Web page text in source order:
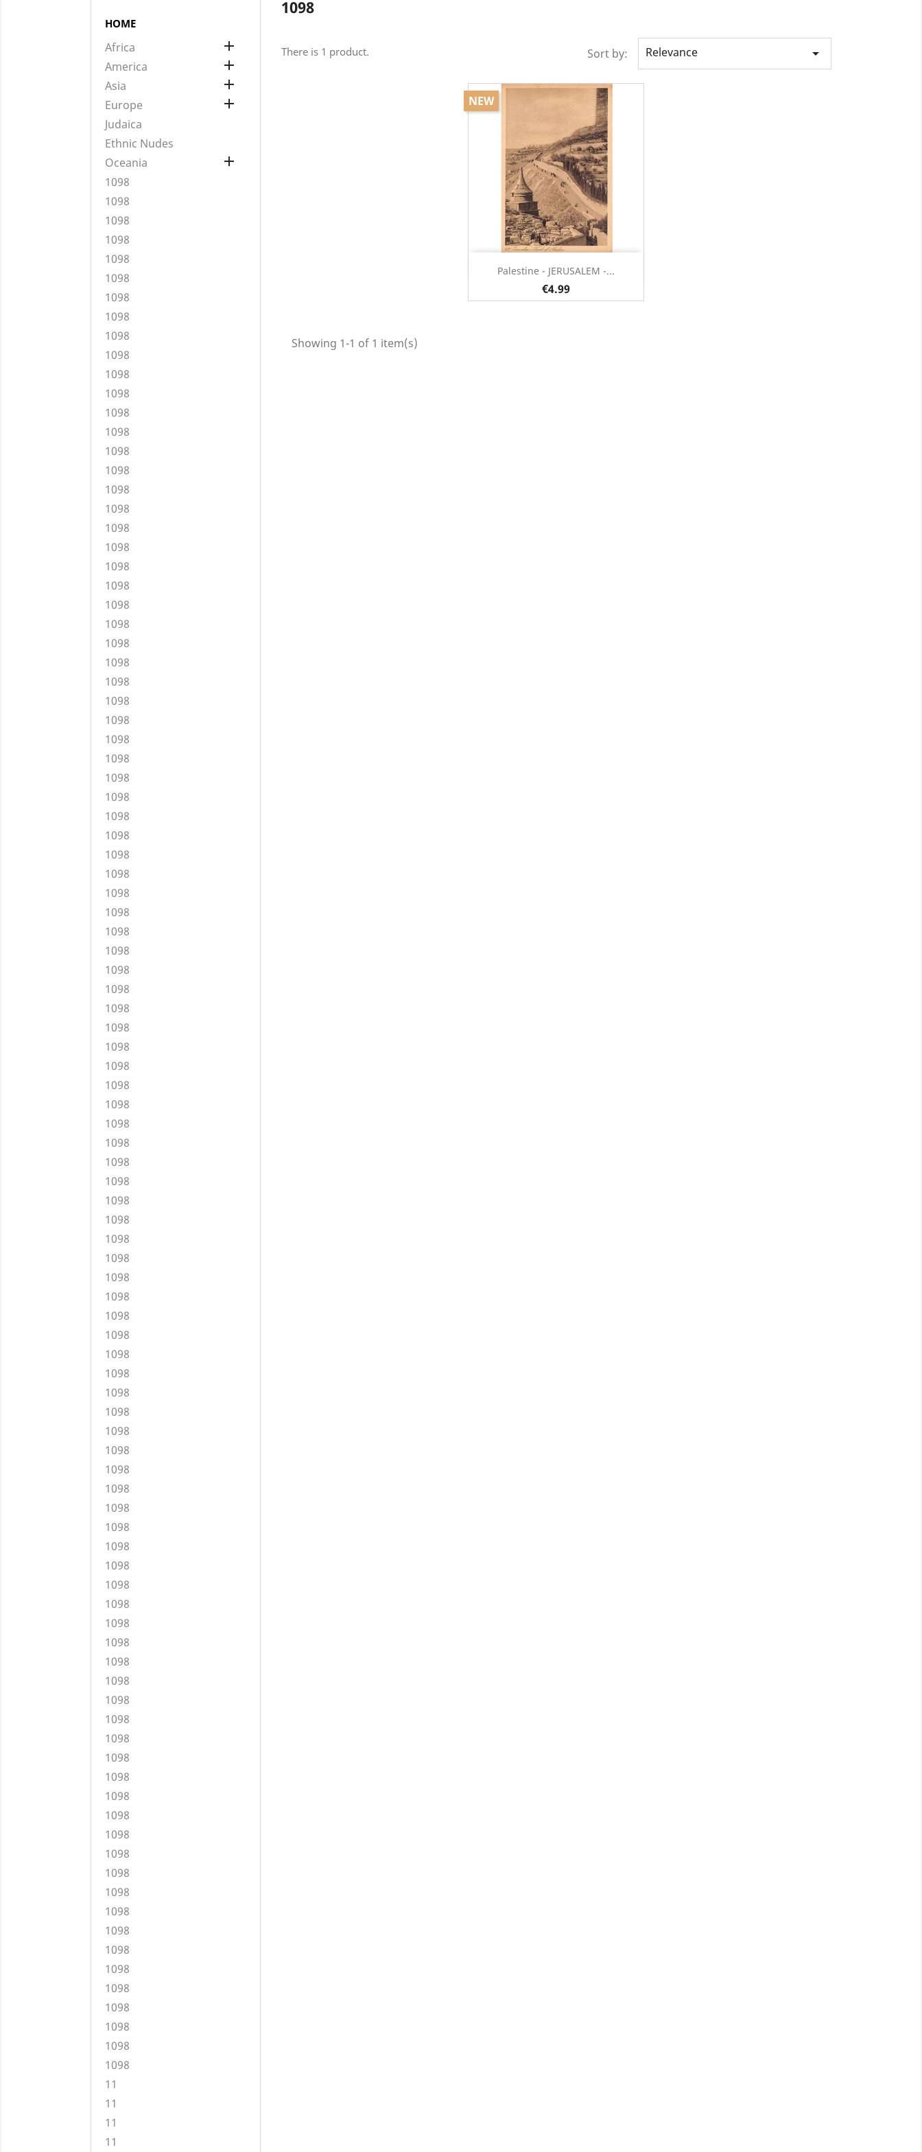
HOME
Africa 
America 
Asia 
Europe 
Judaica
Ethnic Nudes
Oceania

1098
1098
1098
1098
1098
1098
1098
1098
1098
1098
1098
1098
1098
1098
1098
1098
1098
1098
1098
1098
1098
1098
1098
1098
1098
1098
1098
1098
1098
1098
1098
1098
1098
1098
1098
1098
1098
1098
1098
1098
1098
1098
1098
1098
1098
1098
1098
1098
1098
1098
1098
1098
1098
1098
1098
1098
1098
1098
1098
1098
1098
1098
1098
1098
1098
1098
1098
1098
1098
1098
1098
1098
1098
1098
1098
1098
1098
1098
1098
1098
1098
1098
1098
1098
1098
1098
1098
1098
1098
1098
1098
1098
1098
1098
1098
1098
1098
1098
1098
11
11
11
11
1098
There is 1 product. Sort by: Relevance 
Palestine - JERUSALEM -...
€4.99
NEW
Quick view
Showing 1-1 of 1 item(s)